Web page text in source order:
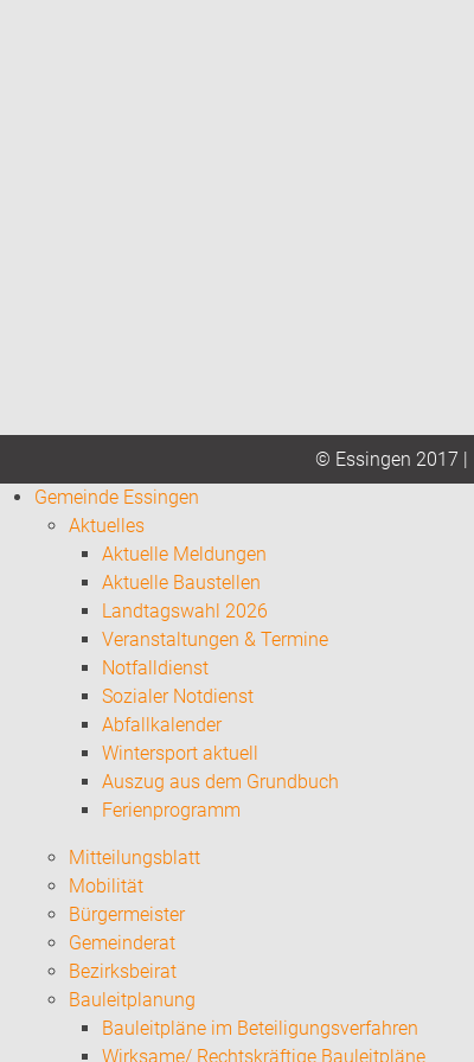
© Essingen 2017 |
Gemeinde Essingen
Aktuelles
Aktuelle Meldungen
Aktuelle Baustellen
Landtagswahl 2026
Veranstaltungen & Termine
Notfalldienst
Sozialer Notdienst
Abfallkalender
Wintersport aktuell
Auszug aus dem Grundbuch
Ferienprogramm
Mitteilungsblatt
Mobilität
Bürgermeister
Gemeinderat
Bezirksbeirat
Bauleitplanung
Bauleitpläne im Beteiligungsverfahren
Wirksame/ Rechtskräftige Bauleitpläne